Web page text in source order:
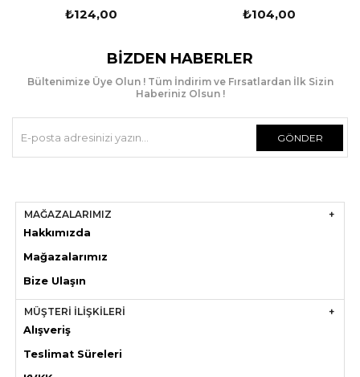
₺124,00 ₺104,00
BIZDEN HABERLER
Bültenimize Üye Olun ! Tüm İndirim ve Fırsatlardan İlk Sizin
Haberiniz Olsun !
GÖNDER
MAĞAZALARIMIZ
Hakkımızda
Mağazalarımız
Bize Ulaşın
MÜŞTERİ İLİŞKİLERİ
Alışveriş
Teslimat Süreleri